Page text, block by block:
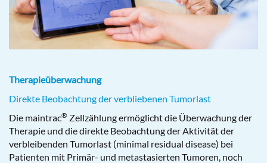
Therapieüberwachung
Direkte Beobachtung der verbliebenen Tumorlast
Die maintrac® Zellzählung ermöglicht die Überwachung der
Therapie und die direkte Beobachtung der Aktivität der
verbleibenden Tumorlast (minimal residual disease) bei
Patienten mit Primär- und metastasierten Tumoren, noch